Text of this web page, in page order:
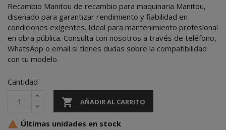
Recambio Manitou de recambio para maquinaria Manitou,
diseñado para garantizar rendimiento y fiabilidad en
condiciones exigentes. Ideal para mantenimiento profesional
en obra pública. Consulta con nosotros a través de teléfono,
WhatsApp o email si tienes dudas sobre la compatibilidad
con tu modelo.
Cantidad
 AÑADIR AL CARRITO
 Últimas unidades en stock